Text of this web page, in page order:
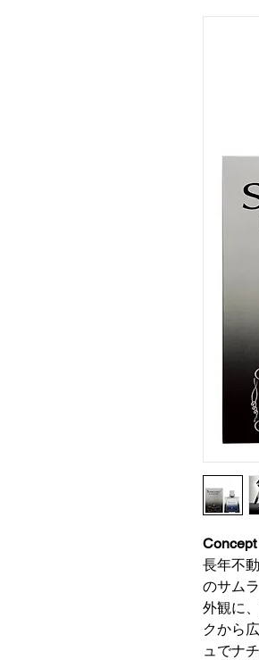
Concept
長年不
のサム
外観に
クから
ュでナ